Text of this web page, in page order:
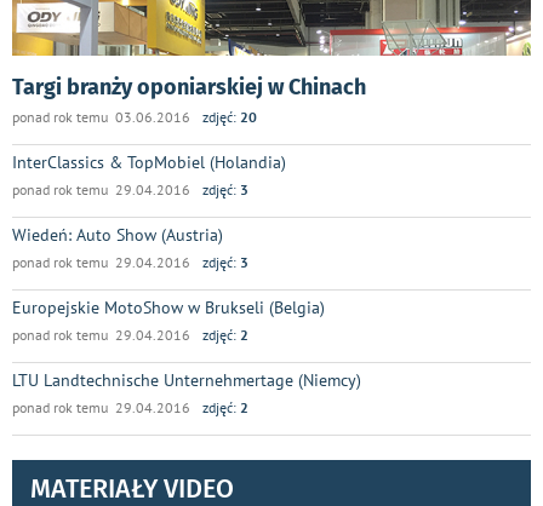
Targi branży oponiarskiej w Chinach
ponad rok temu 03.06.2016 zdjęć: 20
InterClassics & TopMobiel (Holandia)
ponad rok temu 29.04.2016 zdjęć: 3
Wiedeń: Auto Show (Austria)
ponad rok temu 29.04.2016 zdjęć: 3
Europejskie MotoShow w Brukseli (Belgia)
ponad rok temu 29.04.2016 zdjęć: 2
LTU Landtechnische Unternehmertage (Niemcy)
ponad rok temu 29.04.2016 zdjęć: 2
MATERIAŁY VIDEO